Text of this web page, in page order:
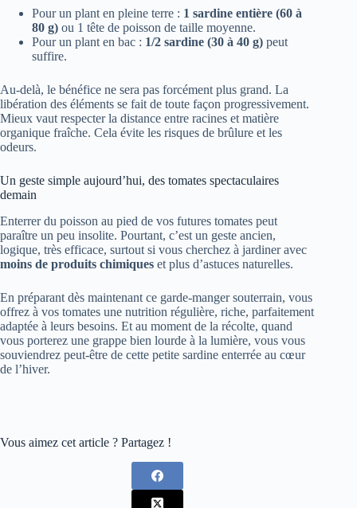
Pour un plant en pleine terre : 1 sardine entière (60 à
80 g) ou 1 tête de poisson de taille moyenne.
Pour un plant en bac : 1/2 sardine (30 à 40 g) peut
suffire.
Au-delà, le bénéfice ne sera pas forcément plus grand. La
libération des éléments se fait de toute façon progressivement.
Mieux vaut respecter la distance entre racines et matière
organique fraîche. Cela évite les risques de brûlure et les
odeurs.
Un geste simple aujourd’hui, des tomates spectaculaires
demain
Enterrer du poisson au pied de vos futures tomates peut
paraître un peu insolite. Pourtant, c’est un geste ancien,
logique, très efficace, surtout si vous cherchez à jardiner avec
moins de produits chimiques et plus d’astuces naturelles.
En préparant dès maintenant ce garde-manger souterrain, vous
offrez à vos tomates une nutrition régulière, riche, parfaitement
adaptée à leurs besoins. Et au moment de la récolte, quand
vous porterez une grappe bien lourde à la lumière, vous vous
souviendrez peut-être de cette petite sardine enterrée au cœur
de l’hiver.
Vous aimez cet article ? Partagez !